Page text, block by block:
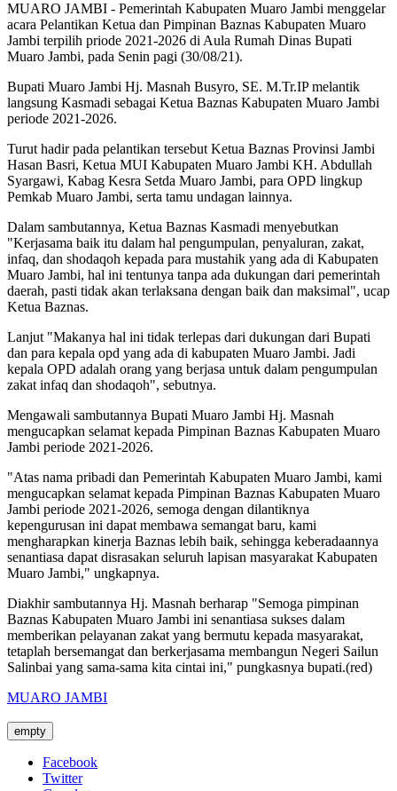
MUARO JAMBI - Pemerintah Kabupaten Muaro Jambi menggelar
acara Pelantikan Ketua dan Pimpinan Baznas Kabupaten Muaro
Jambi terpilih priode 2021-2026 di Aula Rumah Dinas Bupati
Muaro Jambi, pada Senin pagi (30/08/21).
Bupati Muaro Jambi Hj. Masnah Busyro, SE. M.Tr.IP melantik
langsung Kasmadi sebagai Ketua Baznas Kabupaten Muaro Jambi
periode 2021-2026.
Turut hadir pada pelantikan tersebut Ketua Baznas Provinsi Jambi
Hasan Basri, Ketua MUI Kabupaten Muaro Jambi KH. Abdullah
Syargawi, Kabag Kesra Setda Muaro Jambi, para OPD lingkup
Pemkab Muaro Jambi, serta tamu undagan lainnya.
Dalam sambutannya, Ketua Baznas Kasmadi menyebutkan
"Kerjasama baik itu dalam hal pengumpulan, penyaluran, zakat,
infaq, dan shodaqoh kepada para mustahik yang ada di Kabupaten
Muaro Jambi, hal ini tentunya tanpa ada dukungan dari pemerintah
daerah, pasti tidak akan terlaksana dengan baik dan maksimal", ucap
Ketua Baznas.
Lanjut "Makanya hal ini tidak terlepas dari dukungan dari Bupati
dan para kepala opd yang ada di kabupaten Muaro Jambi. Jadi
kepala OPD adalah orang yang berjasa untuk dalam pengumpulan
zakat infaq dan shodaqoh", sebutnya.
Mengawali sambutannya Bupati Muaro Jambi Hj. Masnah
mengucapkan selamat kepada Pimpinan Baznas Kabupaten Muaro
Jambi periode 2021-2026.
"Atas nama pribadi dan Pemerintah Kabupaten Muaro Jambi, kami
mengucapkan selamat kepada Pimpinan Baznas Kabupaten Muaro
Jambi periode 2021-2026, semoga dengan dilantiknya
kepengurusan ini dapat membawa semangat baru, kami
mengharapkan kinerja Baznas lebih baik, sehingga keberadaannya
senantiasa dapat disrasakan seluruh lapisan masyarakat Kabupaten
Muaro Jambi," ungkapnya.
Diakhir sambutannya Hj. Masnah berharap "Semoga pimpinan
Baznas Kabupaten Muaro Jambi ini senantiasa sukses dalam
memberikan pelayanan zakat yang bermutu kepada masyarakat,
tetaplah bersemangat dan berkerjasama membangun Negeri Sailun
Salinbai yang sama-sama kita cintai ini," pungkasnya bupati.(red)
MUARO JAMBI
empty
Facebook
Twitter